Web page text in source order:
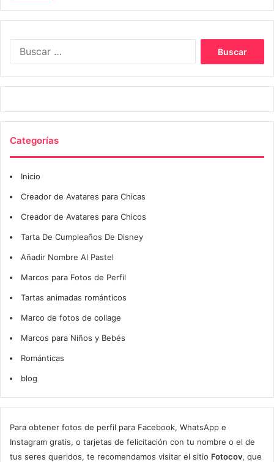
Categorías
Inicio
Creador de Avatares para Chicas
Creador de Avatares para Chicos
Tarta De Cumpleaños De Disney
Añadir Nombre Al Pastel
Marcos para Fotos de Perfil
Tartas animadas románticos
Marco de fotos de collage
Marcos para Niños y Bebés
Románticas
blog
Para obtener fotos de perfil para Facebook, WhatsApp e
Instagram gratis, o tarjetas de felicitación con tu nombre o el de
tus seres queridos, te recomendamos visitar el sitio Fotocov, que